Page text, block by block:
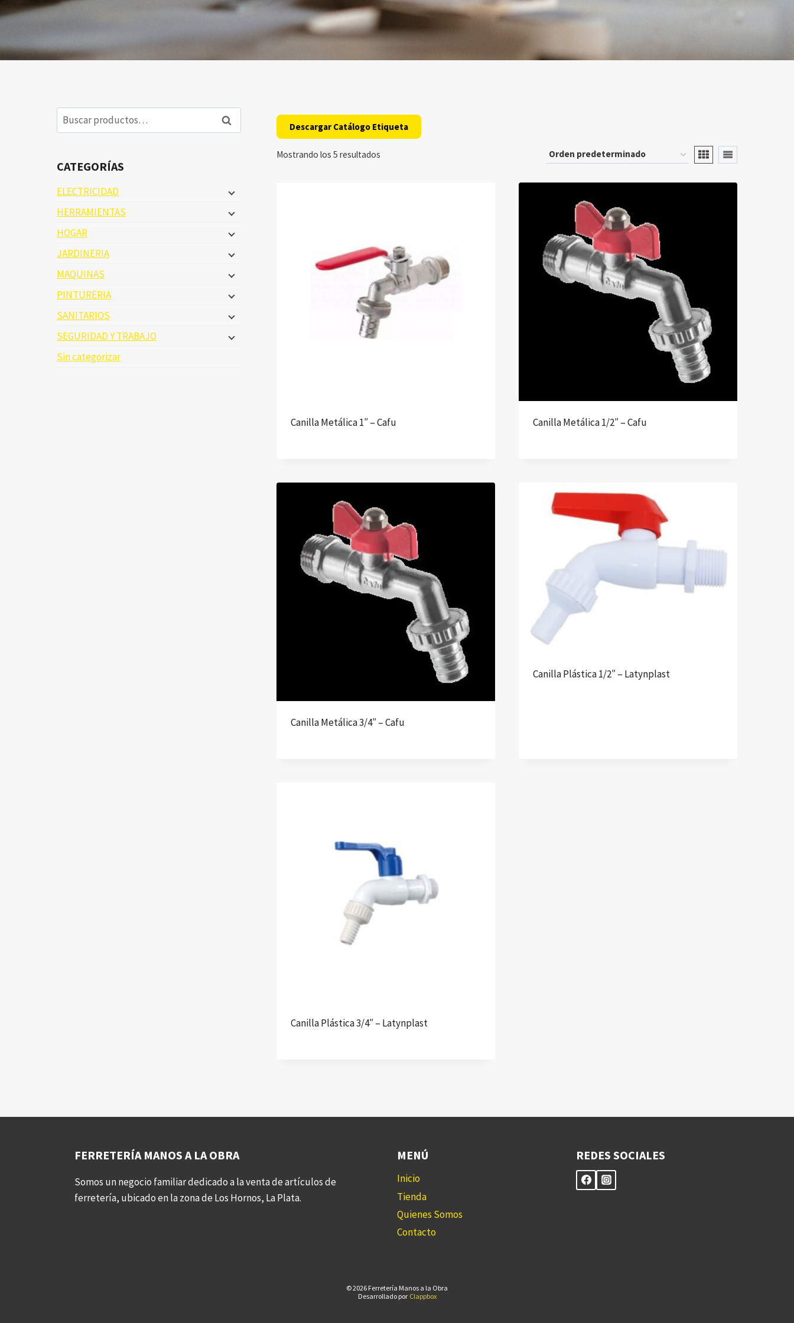
Descargar Catálogo Etiqueta
Mostrando los 5 resultados
Canilla Metálica 1″ – Cafu Canilla Metálica 1/2″ – Cafu
Canilla Metálica 3/4″ – Cafu
Canilla Plástica 1/2″ – Latynplast
Canilla Plástica 3/4″ – Latynplast
Buscar
por:
Buscar
CATEGORÍAS
ELECTRICIDAD
HERRAMIENTAS
HOGAR
JARDINERIA
MAQUINAS
PINTURERIA
SANITARIOS
SEGURIDAD Y TRABAJO
Sin categorizar
FERRETERÍA MANOS A LA OBRA
Somos un negocio familiar dedicado a la venta de artículos de
ferretería, ubicado en la zona de Los Hornos, La Plata.
MENÚ
Inicio
Tienda
Quienes Somos
Contacto
REDES SOCIALES
© 2026 Ferretería Manos a la Obra
Desarrollado por Clappbox